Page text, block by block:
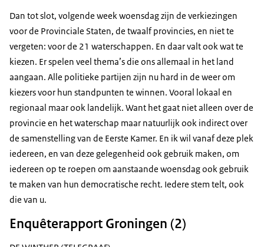
Dan tot slot, volgende week woensdag zijn de verkiezingen
voor de Provinciale Staten, de twaalf provincies, en niet te
vergeten: voor de 21 waterschappen. En daar valt ook wat te
kiezen. Er spelen veel thema’s die ons allemaal in het land
aangaan. Alle politieke partijen zijn nu hard in de weer om
kiezers voor hun standpunten te winnen. Vooral lokaal en
regionaal maar ook landelijk. Want het gaat niet alleen over de
provincie en het waterschap maar natuurlijk ook indirect over
de samenstelling van de Eerste Kamer. En ik wil vanaf deze plek
iedereen, en van deze gelegenheid ook gebruik maken, om
iedereen op te roepen om aanstaande woensdag ook gebruik
te maken van hun democratische recht. Iedere stem telt, ook
die van u.
Enquêterapport Groningen (2)